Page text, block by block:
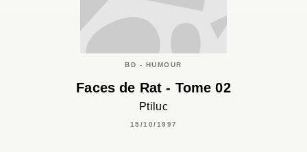
BD - HUMOUR
Faces de Rat - Tome 02
Ptiluc
15/10/1997